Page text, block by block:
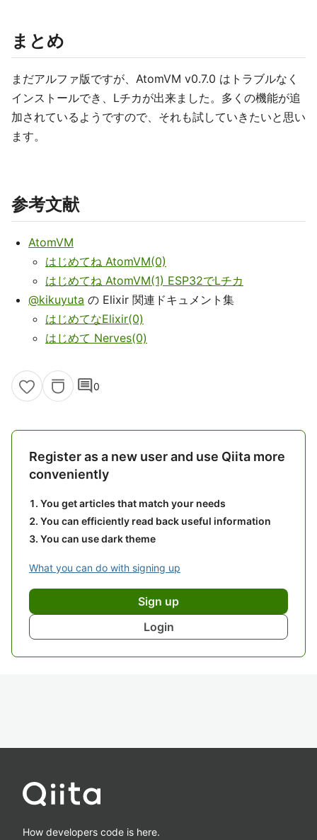
まとめ
まだアルファ版ですが、AtomVM v0.7.0 はトラブルなく
インストールでき、Lチカが出来ました。多くの機能が追
加されているようですので、それも試していきたいと思い
ます。
参考文献
AtomVM
はじめてね AtomVM(0)
はじめてね AtomVM(1) ESP32でLチカ
@kikuyuta の Elixir 関連ドキュメント集
はじめてなElixir(0)
はじめて Nerves(0)
comment0
Register as a new user and use Qiita more
conveniently
You get articles that match your needs
You can efficiently read back useful information
You can use dark theme
What you can do with signing up
Sign up
Login
How developers code is here.